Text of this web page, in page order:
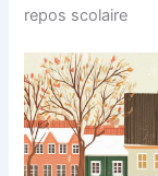
repos scolaire